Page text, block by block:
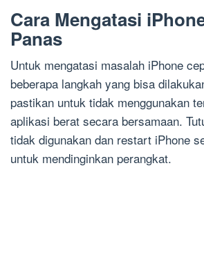
Cara Mengatasi
Panas
Untuk mengatasi masalah iPhone
beberapa langkah yang bisa
pastikan untuk tidak menggunakan
aplikasi berat secara bersamaan.
tidak digunakan dan restart iPhone
untuk mendinginkan perangkat.